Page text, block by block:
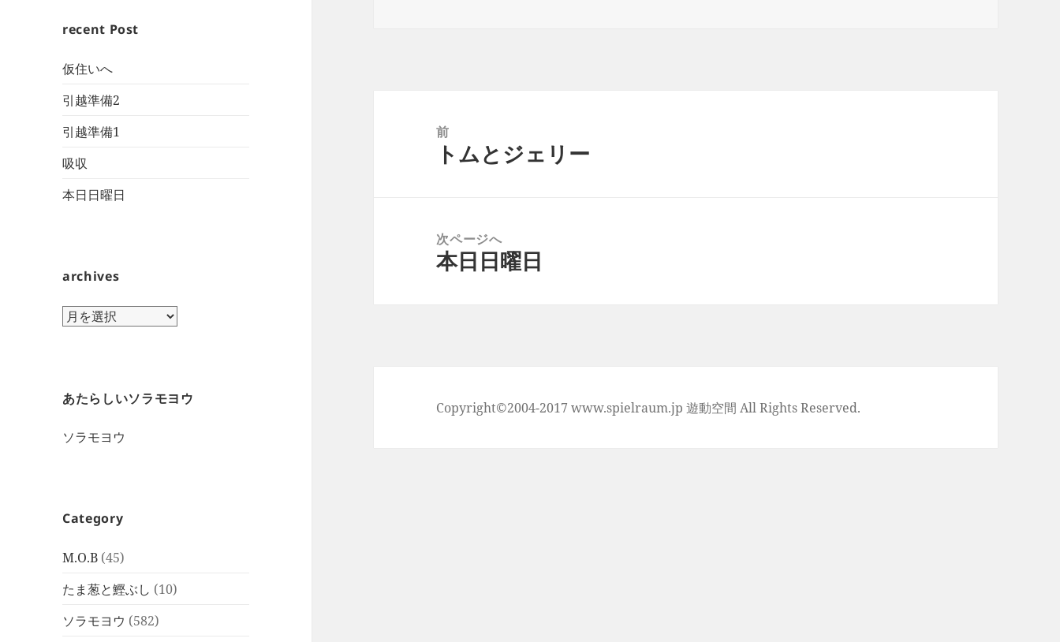
recent Post
仮住いへ
引越準備2
引越準備1
吸収
本日日曜日
archives
archives
あたらしいソラモヨウ
ソラモヨウ
Category
M.O.B (45)
たま葱と鰹ぶし (10)
ソラモヨウ (582)
前
前
トムとジェリー
次ページへ
次
本日日曜日
Copyright©2004-2017 www.spielraum.jp 遊動空間 All Rights Reserved.